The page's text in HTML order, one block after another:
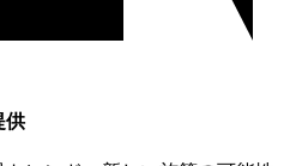
供